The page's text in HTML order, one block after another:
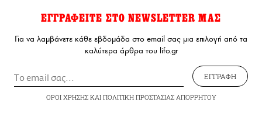
ΕΓΓΡΑΦΕΙΤΕ ΣΤΟ NEWSLETTER ΜΑΣ
Για να λαμβάνετε κάθε εβδομάδα στο email σας μια επιλογή από τα
καλύτερα άρθρα του lifo.gr
ΕΓΓΡΑΦΗ
ΟΡΟΙ ΧΡΗΣΗΣΚΑΙ ΠΟΛΙΤΙΚΗ ΠΡΟΣΤΑΣΙΑΣ ΑΠΟΡΡΗΤΟΥ